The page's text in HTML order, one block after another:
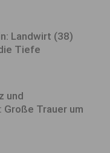
Landwirt (38)
Tiefe
und
Trauer um